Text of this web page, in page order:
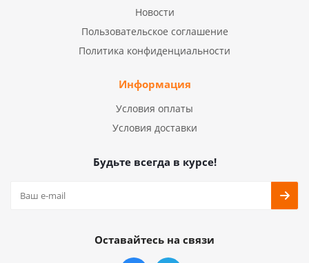
Новости
Пользовательское соглашение
Политика конфиденциальности
Информация
Условия оплаты
Условия доставки
Будьте всегда в курсе!
Оставайтесь на связи